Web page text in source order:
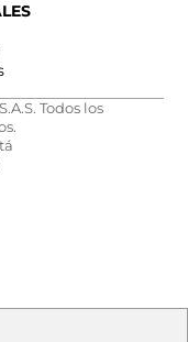
Todos los